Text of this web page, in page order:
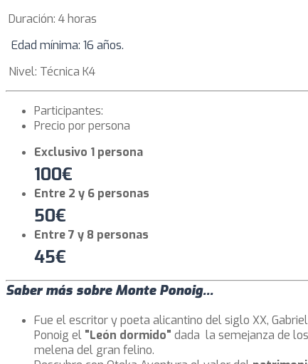
Duración: 4 horas
Edad mínima: 16 años.
Nivel: Técnica K4
Participantes:
Precio por persona
Exclusivo 1 persona
100€
Entre 2 y 6 personas
50€
Entre 7 y 8 personas
45€
Saber más sobre Monte Ponoig...
Fue el escritor y poeta alicantino del siglo XX,
Ponoig el "León dormido" dada la semejanza de
melena del gran felino.